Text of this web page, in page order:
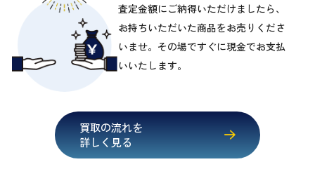
査定金額にご納得いただけましたら、
お持ちいただいた商品をお売りくださ
いませ。その場ですぐに現金でお支払
いいたします。
買取の流れを
詳しく見る